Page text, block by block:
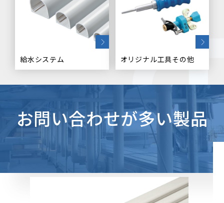
給水システム オリジナル工具その他
お問い合わせが多い製品